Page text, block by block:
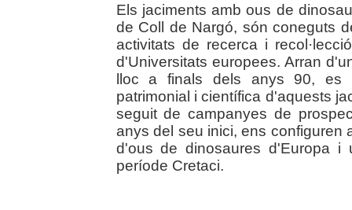
Els jaciments amb ous de
de Coll de Nargó, són coneguts
activitats de recerca i
d'Universitats europees. Arran
lloc a finals dels anys 90, es
patrimonial i científica d'aquests
seguit de campanyes de
anys del seu inici, ens configuren
d'ous de dinosaures d'Europa i
període Cretaci.